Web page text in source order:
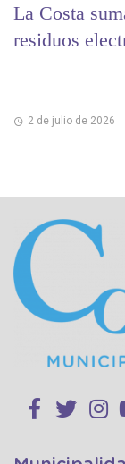
La Costa
residuos
2 de julio de 2026